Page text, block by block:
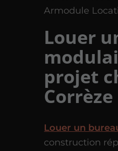
Armodule
Louer
projet
Corrèze
Louer un
construction